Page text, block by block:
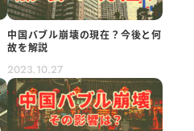
中国バブル崩壊の現在？今後と何
故を解説
2023.10.27